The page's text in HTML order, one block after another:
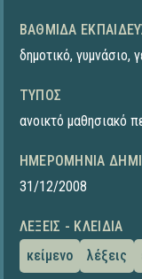
ΒΑΘΜΊΔΑ
δημοτικό, γυμνάσιο,
ΤΎΠΟΣ
ανοικτό μαθησιακό
ΗΜΕΡΟΜΗΝΊΑ
31/12/2008
ΛΈΞΕΙΣ - ΚΛΕΙΔΙΆ
κείμενο
λέξεις